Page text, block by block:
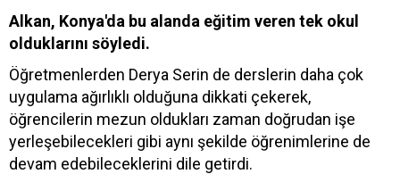
Alkan, Konya'da bu alanda eğitim veren tek okul
olduklarını söyledi.
Öğretmenlerden Derya Serin de derslerin daha çok
uygulama ağırlıklı olduğuna dikkati çekerek,
öğrencilerin mezun oldukları zaman doğrudan işe
yerleşebilecekleri gibi aynı şekilde öğrenimlerine de
devam edebileceklerini dile getirdi.